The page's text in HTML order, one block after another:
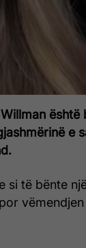
e
si të bënte